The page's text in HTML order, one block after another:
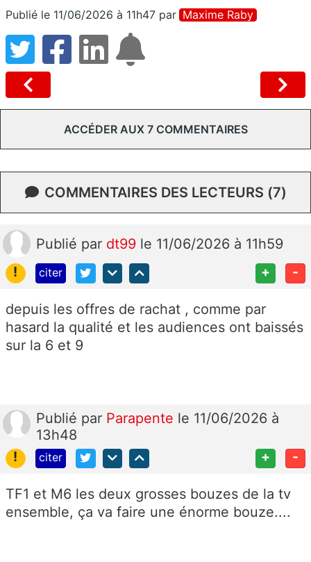
Publié le 11/06/2026 à 11h47 par Maxime Raby
ACCÉDER AUX 7 COMMENTAIRES
COMMENTAIRES DES LECTEURS (7)
Publié par dt99 le 11/06/2026 à 11h59
!
citer + -
depuis les offres de rachat , comme par
hasard la qualité et les audiences ont baissés
sur la 6 et 9
Publié par Parapente le 11/06/2026 à
13h48
!
citer + -
TF1 et M6 les deux grosses bouzes de la tv
ensemble, ça va faire une énorme bouze....